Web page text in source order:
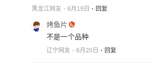
黑龙江网友 6月19日 回复
烤鱼片
不是一个品种
辽宁网友 6月20日 回复